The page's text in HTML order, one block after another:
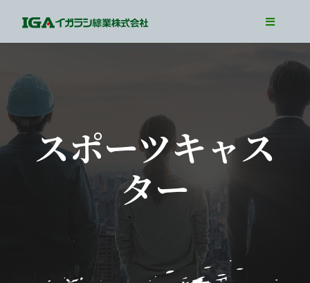
Toggle
Our Business
Our Job
Interview
スポーツキャス
ター